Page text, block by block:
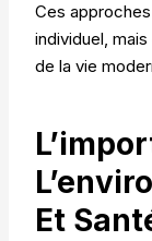
Ces
individuel,
de la vie
Et